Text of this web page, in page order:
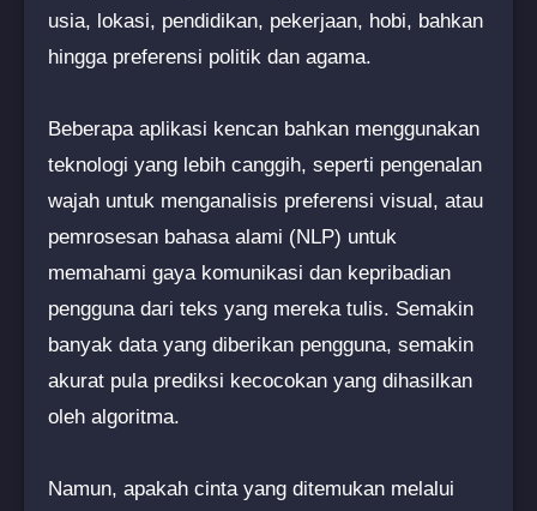
usia, lokasi, pendidikan, pekerjaan, hobi, bahkan
hingga preferensi politik dan agama.
Beberapa aplikasi kencan bahkan menggunakan
teknologi yang lebih canggih, seperti pengenalan
wajah untuk menganalisis preferensi visual, atau
pemrosesan bahasa alami (NLP) untuk
memahami gaya komunikasi dan kepribadian
pengguna dari teks yang mereka tulis. Semakin
banyak data yang diberikan pengguna, semakin
akurat pula prediksi kecocokan yang dihasilkan
oleh algoritma.
Namun, apakah cinta yang ditemukan melalui